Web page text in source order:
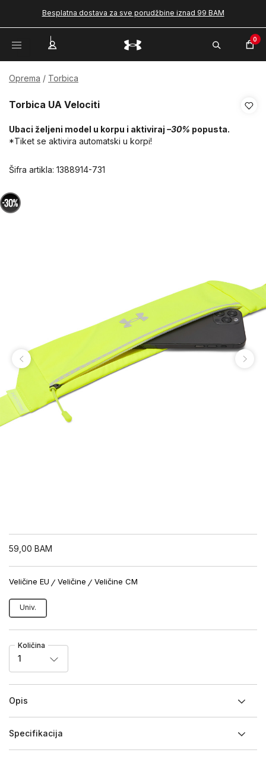
Besplatna dostava za sve porudžbine iznad 99 BAM
0
Oprema Torbica
Torbica UA Velociti
Ubaci željeni model u korpu i aktiviraj –30% popusta.
*Tiket se aktivira automatski u korpi!
Šifra artikla: 1388914-731
59,00 BAM
Veličine EU Veličine Veličine CM
Univ.
Količina
1
Opis
Specifikacija